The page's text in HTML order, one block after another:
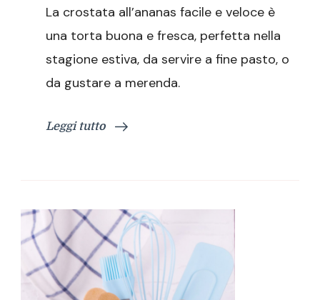
facile
veloce
La crostata all’ananas facile e veloce è
una torta buona e fresca, perfetta nella
stagione estiva, da servire a fine pasto, o
da gustare a merenda.
Leggi tutto